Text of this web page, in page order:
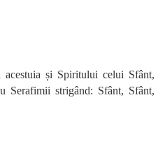
și Spiritului celui Sfânt,
strigând: Sfânt, Sfânt,